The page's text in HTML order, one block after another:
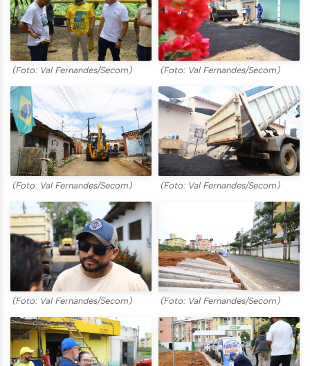
(Foto: Val Fernandes/Secom) (Foto: Val Fernandes/Secom)
(Foto: Val Fernandes/Secom) (Foto: Val Fernandes/Secom)
(Foto: Val Fernandes/Secom) (Foto: Val Fernandes/Secom)